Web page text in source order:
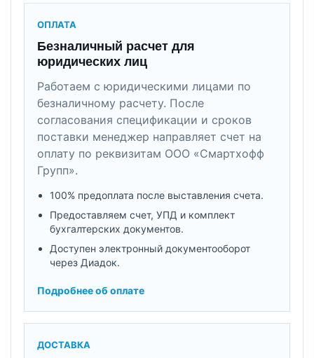
ОПЛАТА
Безналичный расчет для
юридических лиц
Работаем с юридическими лицами по
безналичному расчету. После
согласования спецификации и сроков
поставки менеджер направляет счет на
оплату по реквизитам ООО «Смартхофф
Групп».
100% предоплата после выставления счета.
Предоставляем счет, УПД и комплект
бухгалтерских документов.
Доступен электронный документооборот
через Диадок.
Подробнее об оплате
ДОСТАВКА